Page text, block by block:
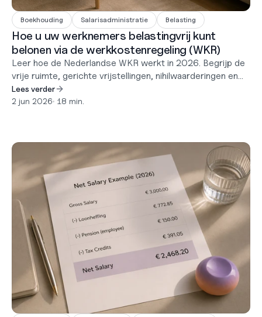
Boekhouding Salarisadministratie Belasting
Hoe u uw werknemers belastingvrij kunt
belonen via de werkkostenregeling (WKR)
Leer hoe de Nederlandse WKR werkt in 2026. Begrijp de
vrije ruimte, gerichte vrijstellingen, nihilwaarderingen en
hoe u werknemers in Nederland van belastingvrije
vergoedingen kunt voorzien.
Lees verder
2 jun 2026• 18 min.